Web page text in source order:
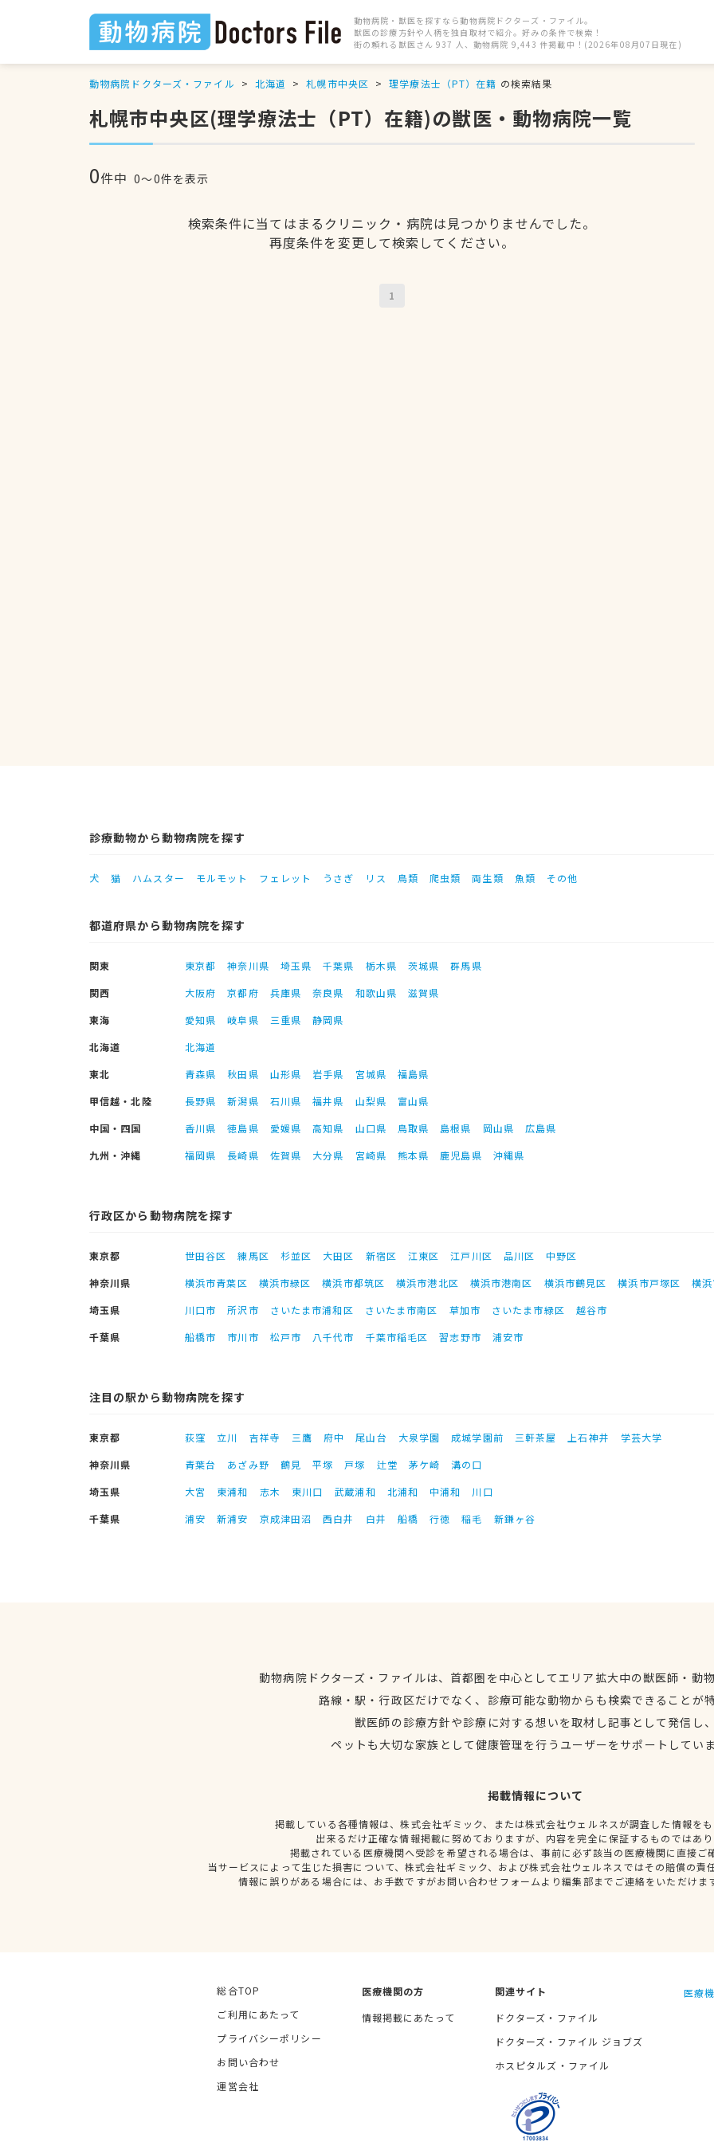
動物病院・獣医を探すなら動物病院ドクターズ・ファイル。
獣医の診療方針や人柄を独自取材で紹介。好みの条件で検索！
街の頼れる獣医さん 937 人、動物病院 9,443 件掲載中！(2026年08月07日現在)
動物病院ドクターズ・ファイル 北海道 札幌市中央区 理学療法士（PT）在籍 の検索結果
札幌市中央区(理学療法士（PT）在籍)の獣医・動物病院一覧
0件中 0〜0件を表示
検索条件に当てはまるクリニック・病院は見つかりませんでした。
再度条件を変更して検索してください。
1
診療動物から動物病院を探す
犬 猫 ハムスター モルモット フェレット うさぎ リス 鳥類 爬虫類 両生類 魚類 その他
都道府県から動物病院を探す
関東 東京都 神奈川県 埼玉県 千葉県 栃木県 茨城県
群馬県
関西
大阪府 京都府 兵庫県 奈良県 和歌山県
滋賀県
東海
愛知県 岐阜県 三重県
静岡県
北海道
北海道
東北
青森県 秋田県 山形県 岩手県 宮城県
福島県
甲信越・北陸
長野県 新潟県 石川県 福井県 山梨県
富山県
中国・四国
香川県 徳島県 愛媛県 高知県 山口県 鳥取県 島根県 岡山県
広島県
九州・沖縄
福岡県 長崎県 佐賀県 大分県 宮崎県 熊本県 鹿児島県 沖縄県
行政区から動物病院を探す
東京都 世田谷区 練馬区 杉並区 大田区 新宿区 江東区 江戸川区 品川区
中野区
神奈川県
横浜市青葉区 横浜市緑区 横浜市都筑区 横浜市港北区 横浜市港南区 横浜市鶴見区 横浜市戸塚区
横
埼玉県
川口市 所沢市 さいたま市浦和区 さいたま市南区 草加市 さいたま市緑区
越谷市
千葉県
船橋市 市川市 松戸市 八千代市 千葉市稲毛区 習志野市 浦安市
注目の駅から動物病院を探す
東京都 荻窪 立川 吉祥寺 三鷹 府中 尾山台 大泉学園 成城学園前 三軒茶屋 上石神井
学芸大学
神奈川県
青葉台 あざみ野 鶴見 平塚 戸塚 辻堂 茅ケ崎
溝の口
埼玉県
大宮 東浦和 志木 東川口 武蔵浦和 北浦和 中浦和
川口
千葉県
浦安 新浦安 京成津田沼 西白井 白井 船橋 行徳 稲毛 新鎌ヶ谷
動物病院ドクターズ・ファイルは、首都圏を中心としてエリア拡大中の獣医師・動
路線・駅・行政区だけでなく、診療可能な動物からも検索できることが
獣医師の診療方針や診療に対する想いを取材し記事として発信し
ペットも大切な家族として健康管理を行うユーザーをサポートしてい
掲載情報について
掲載している各種情報は、株式会社ギミック、または株式会社ウェルネスが調査した情報を
出来るだけ正確な情報掲載に努めておりますが、内容を完全に保証するものではあ
掲載されている医療機関へ受診を希望される場合は、事前に必ず該当の医療機関に直接ご
当サービスによって生じた損害について、株式会社ギミック、および株式会社ウェルネスではその賠償の責
情報に誤りがある場合には、お手数ですがお問い合わせフォームより編集部までご連絡をいただけま
総合TOP
ご利用にあたって
プライバシーポリシー
お問い合わせ
運営会社
医療機関の方
情報掲載にあたって
関連サイト
ドクターズ・ファイル
ドクターズ・ファイル ジョブズ
ホスピタルズ・ファイル
医療